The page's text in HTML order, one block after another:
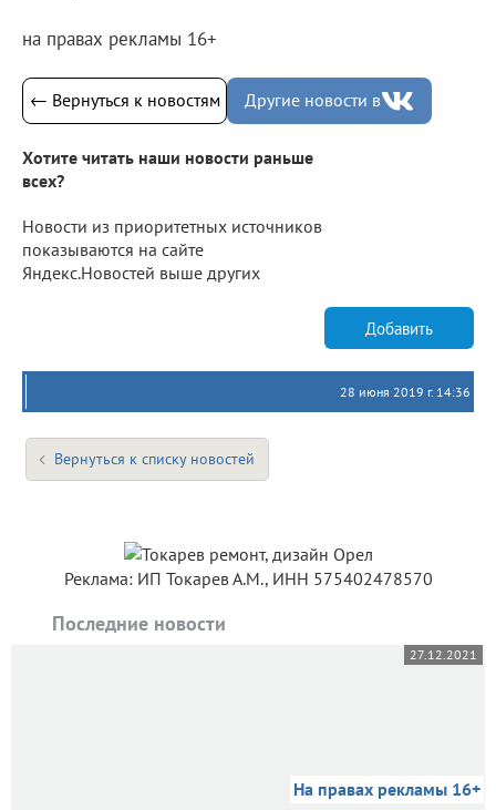
на правах рекламы 16+
← Вернуться к новостям Другие новости в
Хотите читать наши новости раньше
всех?
Новости из приоритетных источников
показываются на сайте
Яндекс.Новостей выше других
Добавить
28 июня 2019 г. 14:36
Вернуться к списку новостей
Реклама: ИП Токарев А.М., ИНН 575402478570
Последние новости
27.12.2021
На правах рекламы 16+